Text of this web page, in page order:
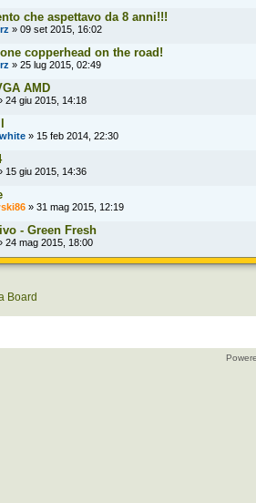
che aspettavo da 8 anni!!!
» 09 set 2015, 16:02
copperhead on the road!
» 25 lug 2015, 02:49
AMD
24 giu 2015, 14:18
» 15 feb 2014, 22:30
15 giu 2015, 14:36
» 31 mag 2015, 12:19
- Green Fresh
24 mag 2015, 18:00
Board